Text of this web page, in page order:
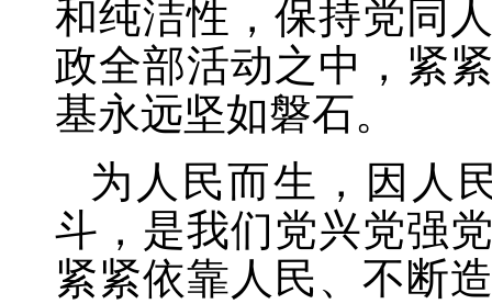
和纯洁性，保持党同
政全部活动之中，紧
基永远坚如磐石。
为人民而生，因人
斗，是我们党兴党强
紧紧依靠人民、不断